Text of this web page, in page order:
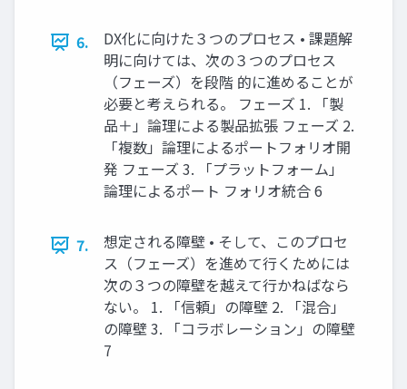
6.
DX化に向けた３つのプロセス • 課題解
明に向けては、次の３つのプロセス
（フェーズ）を段階 的に進めることが
必要と考えられる。 フェーズ 1. 「製
品＋」論理による製品拡張 フェーズ 2.
「複数」論理によるポートフォリオ開
発 フェーズ 3. 「プラットフォーム」
論理によるポート フォリオ統合 6
7.
想定される障壁 • そして、このプロセ
ス（フェーズ）を進めて行くためには
次の３つの障壁を越えて行かねばなら
ない。 1. 「信頼」の障壁 2. 「混合」
の障壁 3. 「コラボレーション」の障壁
7